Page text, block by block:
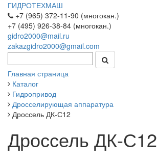
ГИДРОТЕХМАШ
+7 (965) 372-11-90 (многокан.)
+7 (495) 926-38-84 (многокан.)
gidro2000@mail.ru
zakazgidro2000@gmail.com
Главная страница
Каталог
Гидропривод
Дросселирующая аппаратура
Дроссель ДК-С12
Дроссель ДК-С12